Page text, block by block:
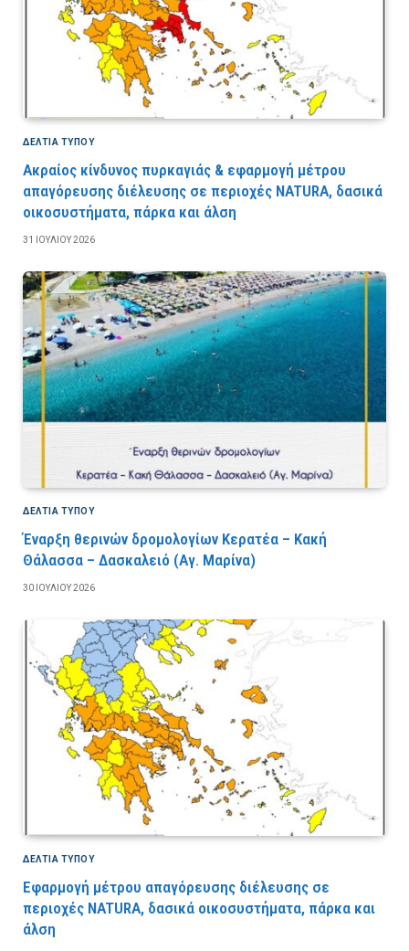
ΔΕΛΤΙΑ ΤΥΠΟΥ
Ακραίος κίνδυνος πυρκαγιάς & εφαρμογή μέτρου
απαγόρευσης διέλευσης σε περιοχές NATURA, δασικά
οικοσυστήματα, πάρκα και άλση
31 ΙΟΥΛΊΟΥ 2026
ΔΕΛΤΙΑ ΤΥΠΟΥ
Έναρξη θερινών δρομολογίων Κερατέα – Κακή
Θάλασσα – Δασκαλειό (Αγ. Μαρίνα)
30 ΙΟΥΛΊΟΥ 2026
ΔΕΛΤΙΑ ΤΥΠΟΥ
Εφαρμογή μέτρου απαγόρευσης διέλευσης σε
περιοχές NATURA, δασικά οικοσυστήματα, πάρκα και
άλση